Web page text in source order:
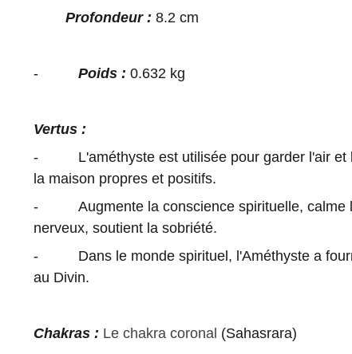
Profondeur : 8.2 cm
- Poids : 0.632 kg
Vertus :
- L'améthyste est utilisée pour garder l'air et
la maison propres et positifs.
- Augmente la conscience spirituelle, calme
nerveux, soutient la sobriété.
- Dans le monde spirituel, l'Améthyste a
au Divin.
Chakras : Le chakra coronal (Sahasrara)